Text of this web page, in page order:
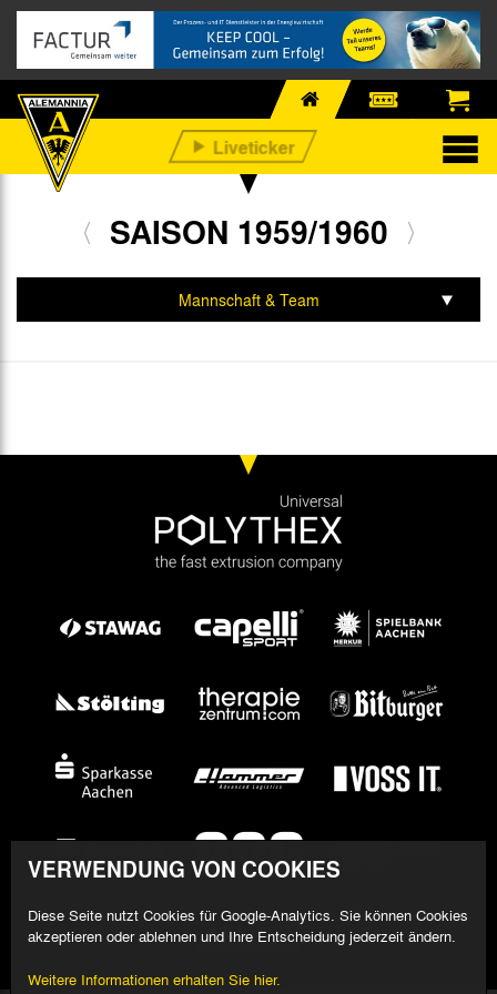
SAISON 1959/1960
Mannschaft & Team
VERWENDUNG VON COOKIES
Diese Seite nutzt Cookies für Google-Analytics. Sie können Cookies
akzeptieren oder ablehnen und Ihre Entscheidung jederzeit ändern.
Weitere Informationen erhalten Sie hier.